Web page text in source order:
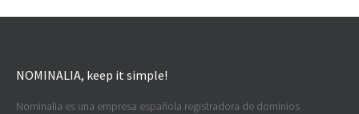
NOMINALIA, keep it simple!
Nominalia es una empresa española registradora de dominios